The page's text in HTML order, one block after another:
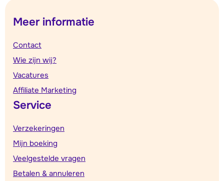
Meer informatie
Contact
Wie zijn wij?
Vacatures
Affiliate Marketing
Service
Verzekeringen
Mijn boeking
Veelgestelde vragen
Betalen & annuleren